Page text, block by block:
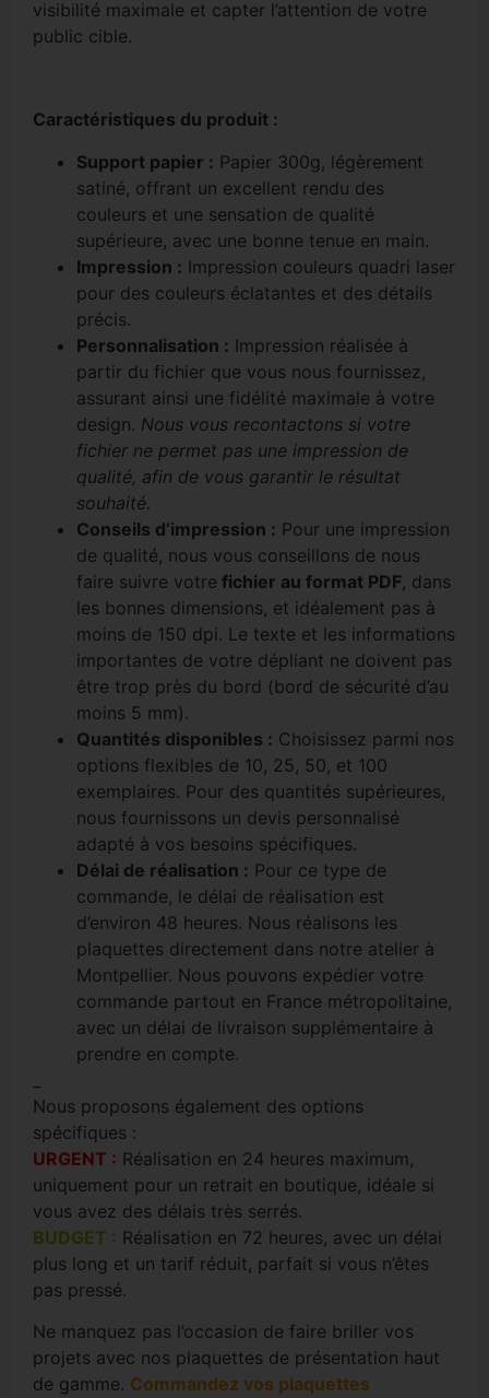
visibilité maximale et capter l’attention de votre
public cible.
Caractéristiques du produit :
Support papier : Papier 300g, légèrement
satiné, offrant un excellent rendu des
couleurs et une sensation de qualité
supérieure, avec une bonne tenue en main.
Impression : Impression couleurs quadri laser
pour des couleurs éclatantes et des détails
précis.
Personnalisation : Impression réalisée à
partir du fichier que vous nous fournissez,
assurant ainsi une fidélité maximale à votre
design. Nous vous recontactons si votre
fichier ne permet pas une impression de
qualité, afin de vous garantir le résultat
souhaité.
Conseils d’impression : Pour une impression
de qualité, nous vous conseillons de nous
faire suivre votre fichier au format PDF, dans
les bonnes dimensions, et idéalement pas à
moins de 150 dpi. Le texte et les informations
importantes de votre dépliant ne doivent pas
être trop près du bord (bord de sécurité d’au
moins 5 mm).
Quantités disponibles : Choisissez parmi nos
options flexibles de 10, 25, 50, et 100
exemplaires. Pour des quantités supérieures,
nous fournissons un devis personnalisé
adapté à vos besoins spécifiques.
Délai de réalisation : Pour ce type de
commande, le délai de réalisation est
d’environ 48 heures. Nous réalisons les
plaquettes directement dans notre atelier à
Montpellier. Nous pouvons expédier votre
commande partout en France métropolitaine,
avec un délai de livraison supplémentaire à
prendre en compte.
Nous proposons également des options
spécifiques :
URGENT : Réalisation en 24 heures maximum,
uniquement pour un retrait en boutique, idéale si
vous avez des délais très serrés.
BUDGET : Réalisation en 72 heures, avec un délai
plus long et un tarif réduit, parfait si vous n’êtes
pas pressé.
Ne manquez pas l’occasion de faire briller vos
projets avec nos plaquettes de présentation haut
de gamme. Commandez vos plaquettes